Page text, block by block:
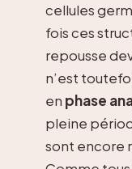
cellules
fois ces
repousse
n’est
en phase
pleine
sont encore